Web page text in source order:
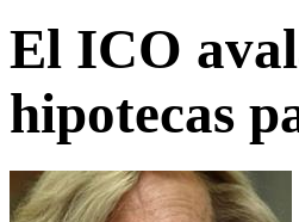
El ICO
hipotecas